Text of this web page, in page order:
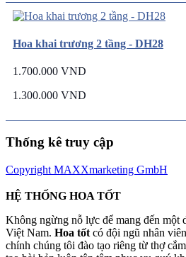
Hoa khai trương 2 tầng - DH28
1.700.000 VND
1.300.000 VND
Thống kê truy cập
Copyright MAXXmarketing GmbH
HỆ THỐNG HOA TỐT
Không ngừng nỗ lực để mang đến một
Việt Nam. Hoa tốt có đội ngũ nhân
chính chúng tôi đào tạo riêng từ thợ